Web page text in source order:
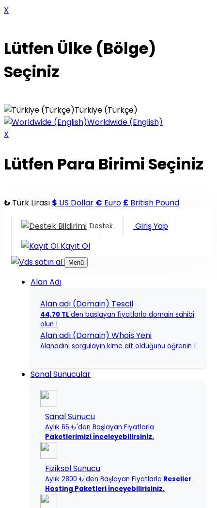
X
Lütfen Ülke (Bölge)
Seçiniz
Türkiye (Türkçe)
Worldwide (English)
X
Lütfen Para Birimi Seçiniz
₺ Türk Lirası $ US Dollar € Euro £ British Pound
Destek
Giriş Yap
Kayıt Ol
Menü
Alan Adı
Alan adı (Domain) Tescil
44,70 TL'den başlayan fiyatlarla domain sahibi
olun !
Alan adı (Domain) WhoisYeni
Alanadını sorgulayın kime ait olduğunu öğrenin !
Sanal Sunucular
Sanal Sunucu
Aylık 65 ₺'den Başlayan Fiyatlarla
Paketlerimizi İnceleyebilirsiniz.
Fiziksel Sunucu
Aylık 2800 ₺'den Başlayan Fiyatlarla Reseller
Hosting Paketleri İnceyebilirisiniz.